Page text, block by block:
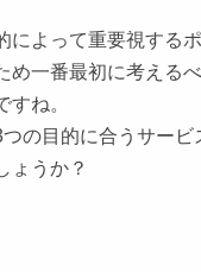
によって重要視する
め一番最初に考える
すね。
の目的に合うサービ
ょうか？